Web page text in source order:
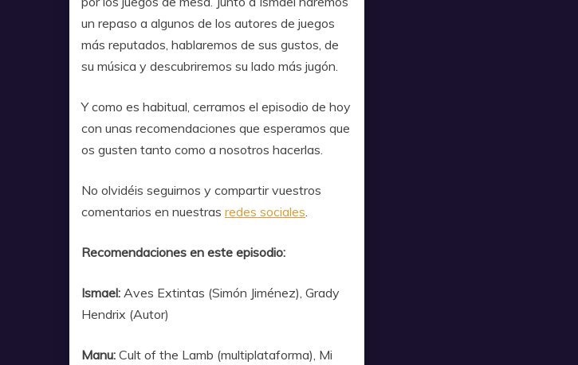
un repaso a algunos de los autores de juegos
más reputados, hablaremos de sus gustos, de
su música y descubriremos su lado más jugón.
Y como es habitual, cerramos el episodio de hoy
con unas recomendaciones que esperamos que
os gusten tanto como a nosotros hacerlas.
No olvidéis seguirnos y compartir vuestros
comentarios en nuestras redes sociales.
Recomendaciones en este episodio:
Ismael: Aves Extintas (Simón Jiménez), Grady
Hendrix (Autor)
Manu: Cult of the Lamb (multiplataforma), Mi